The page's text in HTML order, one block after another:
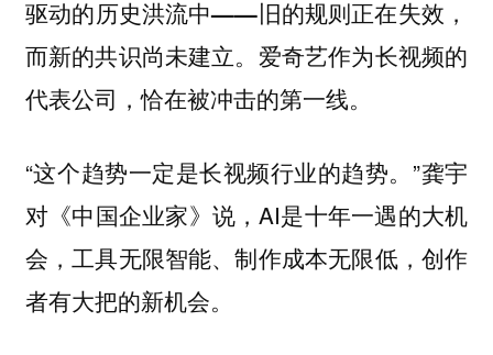
驱动的历史洪流中——旧的规则正在失效，
而新的共识尚未建立。爱奇艺作为长视频的
代表公司，恰在被冲击的第一线。
“这个趋势一定是长视频行业的趋势。”龚宇
对《中国企业家》说，AI是十年一遇的大机
会，工具无限智能、制作成本无限低，创作
者有大把的新机会。